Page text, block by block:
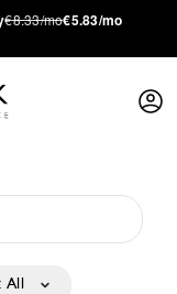
€8.33/mo€5.83/mo
All